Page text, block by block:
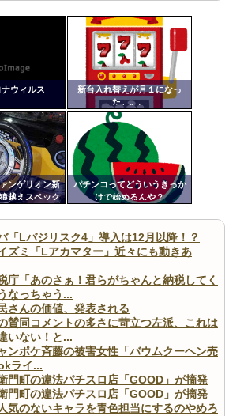
シコーラ社、「こういうのでいいんだよ」
売
相互RSS
ウィルス
新台入れ替えが月１になっ
た。。。
ンゲリオン新
越えスペック
パチンコってどういうきっか
けで始めるんや？
「Lバジリスク4」導入は12月以降！？
ズミ「Lアカマター」近々にも動きあ
庁「あのさぁ！君らがちゃんと納税してく
なっちゃう...
さんの価値、発表される
賛同コメントの多さに苛立つ左派、これは
いない！と...
ンポケ斉藤の被害女性「バウムクーヘン売
ライ...
門町の違法パチスロ店「GOOD」が摘発
門町の違法パチスロ店「GOOD」が摘発
気のないキャラを青色担当にするのやめろ